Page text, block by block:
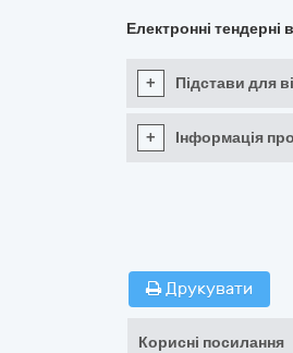
Електронні тендерні
+ Підстави для
+ Інформація про
Друкувати
Корисні посилання